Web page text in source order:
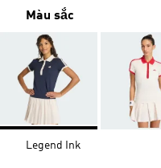
Màu sắc
Legend Ink